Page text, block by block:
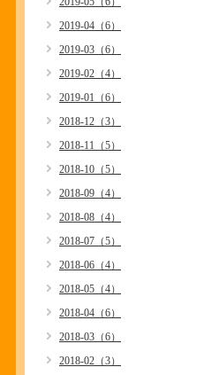
2019-04（6）
2019-03（6）
2019-02（4）
2019-01（6）
2018-12（3）
2018-11（5）
2018-10（5）
2018-09（4）
2018-08（4）
2018-07（5）
2018-06（4）
2018-05（4）
2018-04（6）
2018-03（6）
2018-02（3）